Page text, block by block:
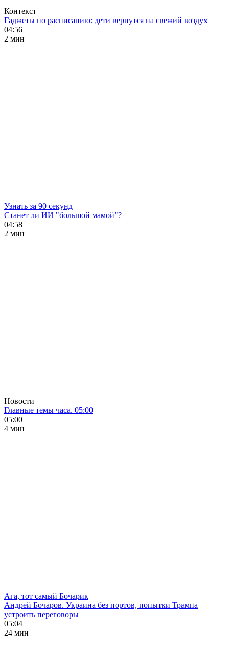
Контекст
Гаджеты по расписанию: дети вернутся на свежий воздух
04:56
2 мин
Узнать за 90 секунд
Станет ли ИИ "большой мамой"?
04:58
2 мин
Новости
Главные темы часа. 05:00
05:00
4 мин
Ага, тот самый Бочарик
Андрей Бочаров. Украина без портов, попытки Трампа
устроить переговоры
05:04
24 мин